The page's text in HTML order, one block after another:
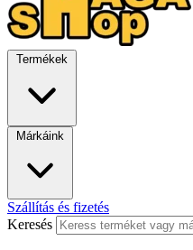
Termékek
Márkáink
Szállítás és fizetés
Keresés